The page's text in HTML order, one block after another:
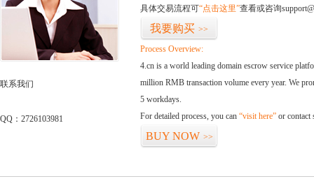
联系我们
QQ：2726103981
具体交易流程可“点击这里”查看或咨询
我要购买 >>
Process Overview:
4.cn is a world leading domain escrow service
million RMB transaction volume every year. We
5 workdays.
For detailed process, you can “visit here” or contact
BUY NOW >>